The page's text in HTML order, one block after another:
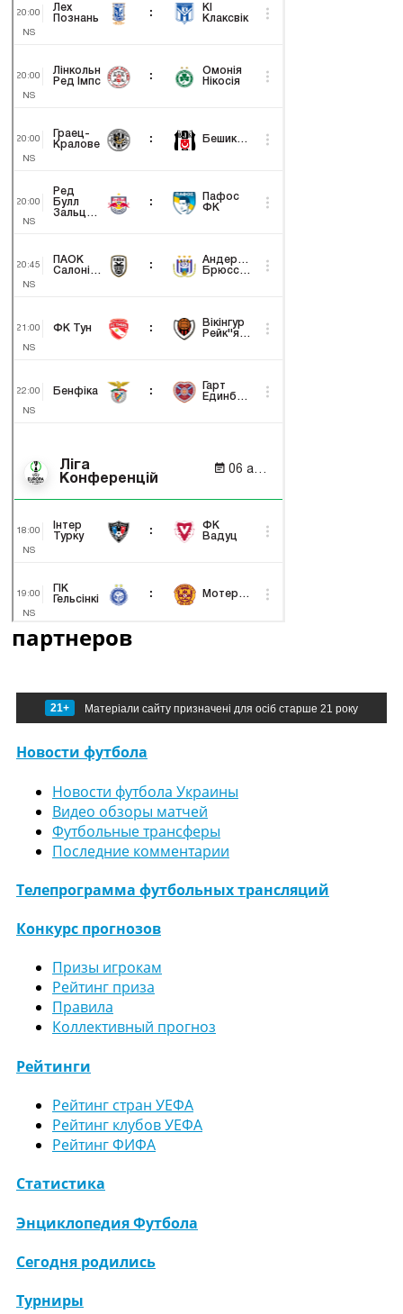
партнеров
21+ Матеріали сайту призначені для осіб старше 21 року
Новости футбола
Новости футбола Украины
Видео обзоры матчей
Футбольные трансферы
Последние комментарии
Телепрограмма футбольных трансляций
Конкурс прогнозов
Призы игрокам
Рейтинг приза
Правила
Коллективный прогноз
Рейтинги
Рейтинг стран УЕФА
Рейтинг клубов УЕФА
Рейтинг ФИФА
Статистика
Энциклопедия Футбола
Сегодня родились
Турниры